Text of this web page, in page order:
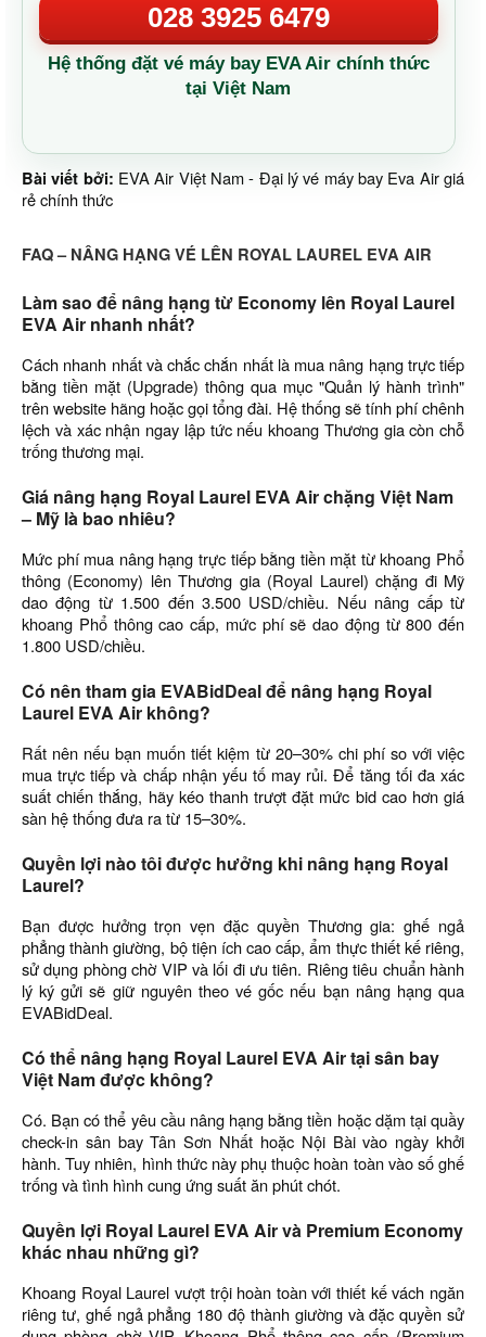
028 3925 6479
Hệ thống đặt vé máy bay EVA Air chính thức
tại Việt Nam
Bài viết bởi: EVA Air Việt Nam - Đại lý vé máy bay Eva Air giá
rẻ chính thức
FAQ – NÂNG HẠNG VÉ LÊN ROYAL LAUREL EVA AIR
Làm sao để nâng hạng từ Economy lên Royal Laurel
EVA Air nhanh nhất?
Cách nhanh nhất và chắc chắn nhất là mua nâng hạng trực tiếp
bằng tiền mặt (Upgrade) thông qua mục "Quản lý hành trình"
trên website hãng hoặc gọi tổng đài. Hệ thống sẽ tính phí chênh
lệch và xác nhận ngay lập tức nếu khoang Thương gia còn chỗ
trống thương mại.
Giá nâng hạng Royal Laurel EVA Air chặng Việt Nam
– Mỹ là bao nhiêu?
Mức phí mua nâng hạng trực tiếp bằng tiền mặt từ khoang Phổ
thông (Economy) lên Thương gia (Royal Laurel) chặng đi Mỹ
dao động từ 1.500 đến 3.500 USD/chiều. Nếu nâng cấp từ
khoang Phổ thông cao cấp, mức phí sẽ dao động từ 800 đến
1.800 USD/chiều.
Có nên tham gia EVABidDeal để nâng hạng Royal
Laurel EVA Air không?
Rất nên nếu bạn muốn tiết kiệm từ 20–30% chi phí so với việc
mua trực tiếp và chấp nhận yếu tố may rủi. Để tăng tối đa xác
suất chiến thắng, hãy kéo thanh trượt đặt mức bid cao hơn giá
sàn hệ thống đưa ra từ 15–30%.
Quyền lợi nào tôi được hưởng khi nâng hạng Royal
Laurel?
Bạn được hưởng trọn vẹn đặc quyền Thương gia: ghế ngả
phẳng thành giường, bộ tiện ích cao cấp, ẩm thực thiết kế riêng,
sử dụng phòng chờ VIP và lối đi ưu tiên. Riêng tiêu chuẩn hành
lý ký gửi sẽ giữ nguyên theo vé gốc nếu bạn nâng hạng qua
EVABidDeal.
Có thể nâng hạng Royal Laurel EVA Air tại sân bay
Việt Nam được không?
Có. Bạn có thể yêu cầu nâng hạng bằng tiền hoặc dặm tại quầy
check-in sân bay Tân Sơn Nhất hoặc Nội Bài vào ngày khởi
hành. Tuy nhiên, hình thức này phụ thuộc hoàn toàn vào số ghế
trống và tình hình cung ứng suất ăn phút chót.
Quyền lợi Royal Laurel EVA Air và Premium Economy
khác nhau những gì?
Khoang Royal Laurel vượt trội hoàn toàn với thiết kế vách ngăn
riêng tư, ghế ngả phẳng 180 độ thành giường và đặc quyền sử